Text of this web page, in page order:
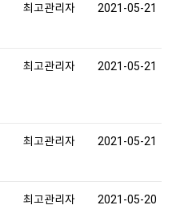
최고관리자 2021-05-21
최고관리자 2021-05-21
최고관리자 2021-05-21
최고관리자 2021-05-20